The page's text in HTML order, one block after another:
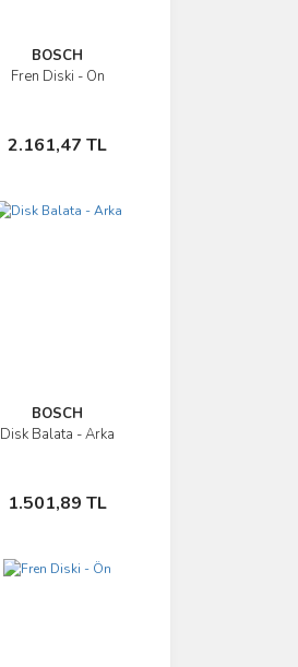
BOSCH
Fren Diski - Ön
2.161,47 TL
İncele
Sepete Ekle
BOSCH
Disk Balata - Arka
1.501,89 TL
İncele
Sepete Ekle